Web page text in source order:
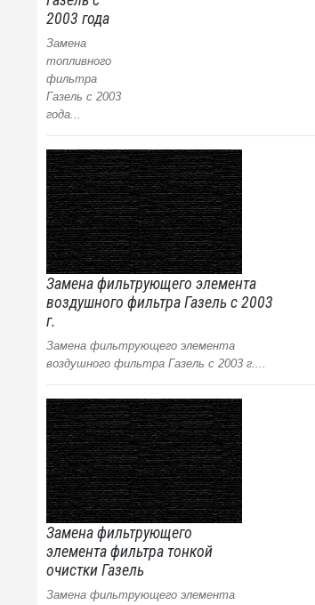
2003 года
Замена
топливного
фильтра
Газель с 2003
года...
Замена фильтрующего элемента
воздушного фильтра Газель с 2003
г.
Замена фильтрующего элемента
воздушного фильтра Газель с 2003 г....
Замена фильтрующего
элемента фильтра тонкой
очистки Газель
Замена фильтрующего элемента